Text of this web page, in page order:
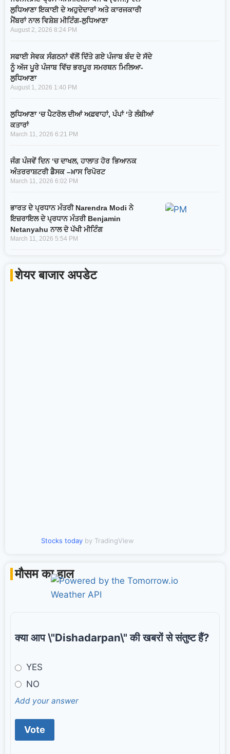
ਲੁਧਿਆਣਾ ਇਕਾਈ ਦੇ ਅਹੁਦੇਦਾਰਾਂ ਅਤੇ ਕਾਰਜਕਾਰੀ
ਮੈਂਬਰਾਂ ਨਾਲ ਵਿਸ਼ੇਸ਼ ਮੀਟਿੰਗ-ਲੁਧਿਆਣਾ
August 2, 2026 8:24 PM
ਸਫਾਈ ਸੇਵਕ ਸੰਗਠਨਾਂ ਵੱਲੋਂ ਦਿੱਤੇ ਗਏ ਪੰਜਾਬ ਬੰਦ ਦੇ ਸੱਦੇ
ਨੂੰ ਅੱਜ ਪੂਰੇ ਪੰਜਾਬ ਵਿੱਚ ਭਰਪੂਰ ਸਮਰਥਨ ਮਿਲਿਆ-
ਲੁਧਿਆਣਾ
August 1, 2026 1:40 PM
ਲੁਧਿਆਣਾ ‘ਚ ਪੈਟਰੋਲ ਦੀਆਂ ਅਫ਼ਵਾਹਾਂ, ਪੰਪਾਂ ‘ਤੇ ਲੰਬੀਆਂ
ਕਤਾਰਾਂ
March 11, 2026 6:21 PM
ਜੰਗ ਪੰਜਵੇਂ ਦਿਨ ‘ਚ ਦਾਖਲ, ਹਾਲਾਤ ਹੋਰ ਭਿਆਨਕ
ਅੰਤਰਰਾਸ਼ਟਰੀ ਡੈਸਕ –ਖ਼ਾਸ ਰਿਪੋਰਟ
March 11, 2026 6:02 PM
ਭਾਰਤ ਦੇ ਪ੍ਰਧਾਨ ਮੰਤਰੀ Narendra Modi ਨੇ
ਇਜ਼ਰਾਇਲ ਦੇ ਪ੍ਰਧਾਨ ਮੰਤਰੀ Benjamin
Netanyahu ਨਾਲ ਦੋ ਪੱਖੀ ਮੀਟਿੰਗ
March 11, 2026 5:54 PM
शेयर बाजार अपडेट
Stocks todayby TradingView
मौसम का हाल
क्या आप \"Dishadarpan\" की खबरों से संतुष्ट हैं?
YES
NO
Add your answer